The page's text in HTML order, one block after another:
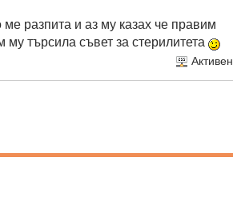
разпита и аз му казах че правим
търсила съвет за стерилитета
Активен